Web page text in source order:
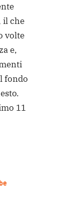
il che
volte
e,
fondo
11